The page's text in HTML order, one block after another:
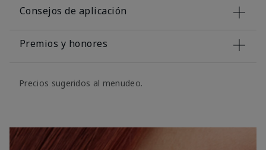
Consejos de aplicación
Premios y honores
Precios sugeridos al menudeo.